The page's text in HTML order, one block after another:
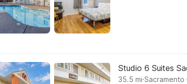
Studio 6 Suites
35.5 mi.Sacramento